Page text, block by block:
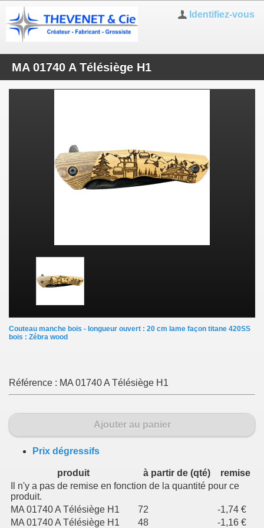
Identifiez-vous
MA 01740 A Télésiège H1
Couteau manche bois - longueur ouvert : 20 cm lame façon titane 420SS
bois : Zébra wood
Référence : MA 01740 A Télésiège H1
Ajouter au panier
Prix dégressifs
produit à partir de (qté)
remise
Il n'y a pas de remise en fonction de la quantité pour ce
produit.
MA 01740 A Télésiège H1
72
-1,74 €
MA 01740 A Télésiège H1
48 -1,16 €